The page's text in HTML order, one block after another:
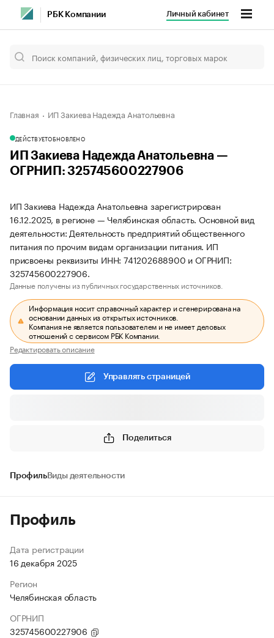
РБК Компании Личный кабинет
Главная ИП Закиева Надежда Анатольевна
ДЕЙСТВУЕТОБНОВЛЕНО
ИП Закиева Надежда Анатольевна —
ОГРНИП: 325745600227906
ИП Закиева Надежда Анатольевна зарегистрирован
16.12.2025, в регионе — Челябинская область. Основной вид
деятельности: Деятельность предприятий общественного
питания по прочим видам организации питания. ИП
присвоены реквизиты ИНН: 741202688900 и ОГРНИП:
325745600227906.
Данные получены из публичных государственных источников.
Информация носит справочный характер и сгенерирована на
основании данных из открытых источников.
Компания не является пользователем и не имеет деловых
отношений с сервисом РБК Компании.
Редактировать описание
Управлять страницей
Поделиться
ПрофильВиды деятельности
Профиль
Дата регистрации
16 декабря 2025
Регион
Челябинская область
ОГРНИП
325745600227906